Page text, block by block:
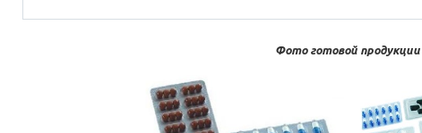
Фото готовой продукции